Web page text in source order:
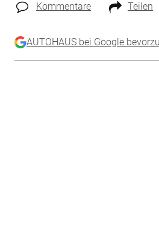
Kommentare Teilen
AUTOHAUS bei Google